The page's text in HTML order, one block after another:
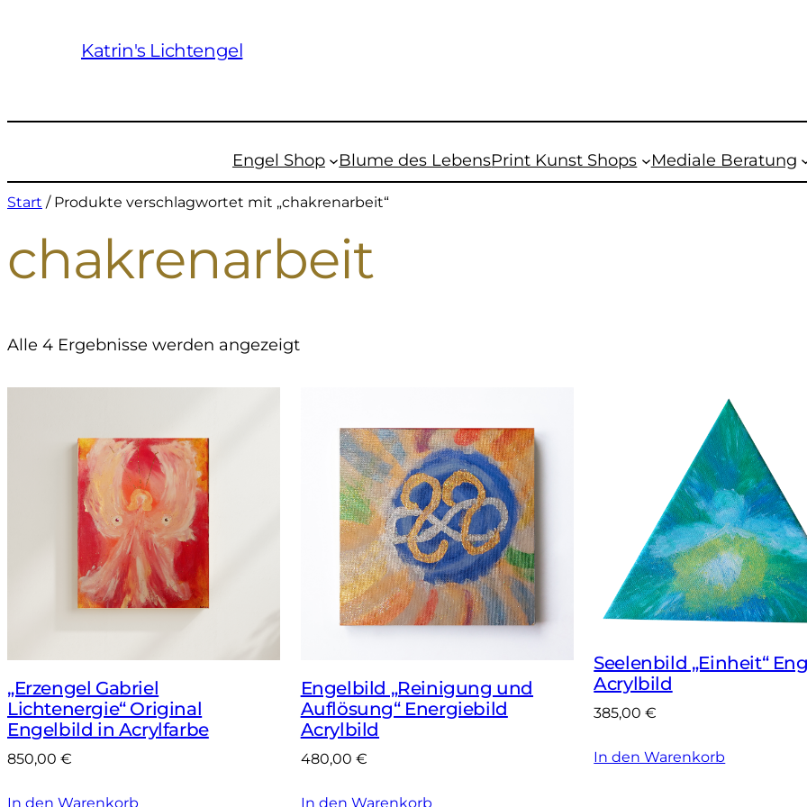
Katrin's Lichtengel
Engel Shop Blume des LebensPrint Kunst Shops Mediale Beratung
Start / Produkte verschlagwortet mit „chakrenarbeit“
chakrenarbeit
Alle 4 Ergebnisse werden angezeigt
„Erzengel Gabriel
Lichtenergie“ Original
Engelbild in Acrylfarbe
850,00 €
In den Warenkorb
Engelbild „Reinigung und
Auflösung“ Energiebild
Acrylbild
480,00 €
In den Warenkorb
Seelenbild „Einheit“
Acrylbild
385,00€
In den Warenkorb